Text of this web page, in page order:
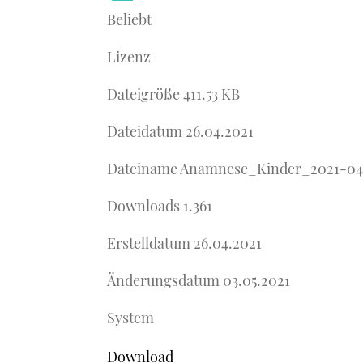
Beliebt
Lizenz
Dateigröße 411.53 KB
Dateidatum 26.04.2021
Dateiname Anamnese_Kinder_2021-
Downloads 1.361
Erstelldatum 26.04.2021
Änderungsdatum 03.05.2021
System
Download